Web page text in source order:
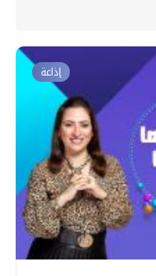
إذاعة